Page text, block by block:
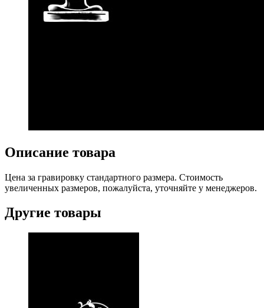
Описание товара
Цена за гравировку стандартного размера. Стоимость
увеличенных размеров, пожалуйста, уточняйте у менеджеров.
Другие товары